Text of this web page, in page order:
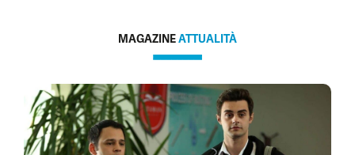
MAGAZINEATTUALITÀ